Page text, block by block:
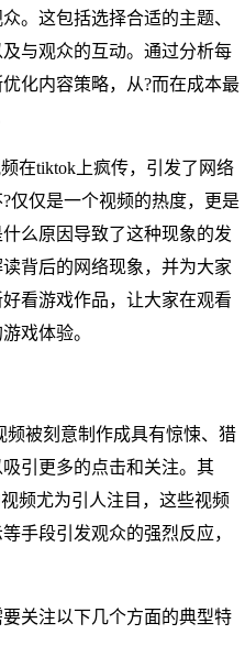
。这包括选择合适的主题、
与观众的互动。通过分析每
化内容策略，从?而在成本最
在tiktok上疯传，引发了网络
仅仅是一个视频的热度，更是
么原因导致了这种现象的发
背后的网络现象，并为大家
看游戏作品，让大家在观看
戏体验。
频被刻意制作成具有惊悚、猎
引更多的点击和关注。其
频尤为引人注目，这些视频
手段引发观众的强烈反应，
关注以下几个方面的典型特